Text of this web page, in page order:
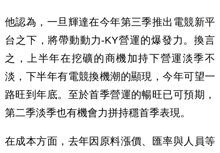
他認為，一旦輝達在今年第三季推出電競新平
台之下，將帶動動力-KY營運的爆發力。換言
之，上半年在挖礦的商機加持下營運淡季不
淡，下半年有電競換機潮的顯現，今年可望一
路旺到年底。至於首季營運的暢旺已可預期，
第二季淡季也有機會力拼持穩首季表現。
在成本方面，去年因原料漲價、匯率與人員等